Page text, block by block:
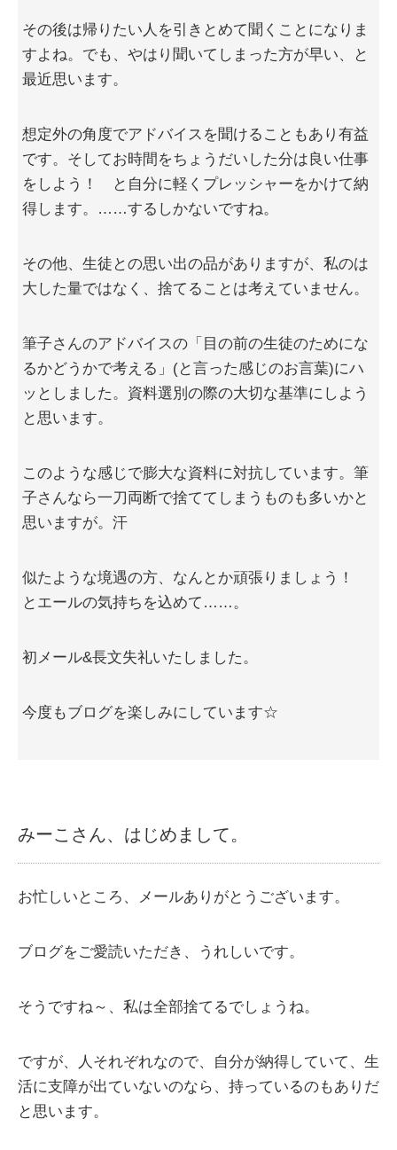
その後は帰りたい人を引きとめて聞くことになりま
すよね。でも、やはり聞いてしまった方が早い、と
最近思います。
想定外の角度でアドバイスを聞けることもあり有益
です。そしてお時間をちょうだいした分は良い仕事
をしよう！ と自分に軽くプレッシャーをかけて納
得します。……するしかないですね。
その他、生徒との思い出の品がありますが、私のは
大した量ではなく、捨てることは考えていません。
筆子さんのアドバイスの「目の前の生徒のためにな
るかどうかで考える」(と言った感じのお言葉)にハ
ッとしました。資料選別の際の大切な基準にしよう
と思います。
このような感じで膨大な資料に対抗しています。筆
子さんなら一刀両断で捨ててしまうものも多いかと
思いますが。汗
似たような境遇の方、なんとか頑張りましょう！
とエールの気持ちを込めて……。
初メール&長文失礼いたしました。
今度もブログを楽しみにしています☆
みーこさん、はじめまして。
お忙しいところ、メールありがとうございます。
ブログをご愛読いただき、うれしいです。
そうですね～、私は全部捨てるでしょうね。
ですが、人それぞれなので、自分が納得していて、生
活に支障が出ていないのなら、持っているのもありだ
と思います。